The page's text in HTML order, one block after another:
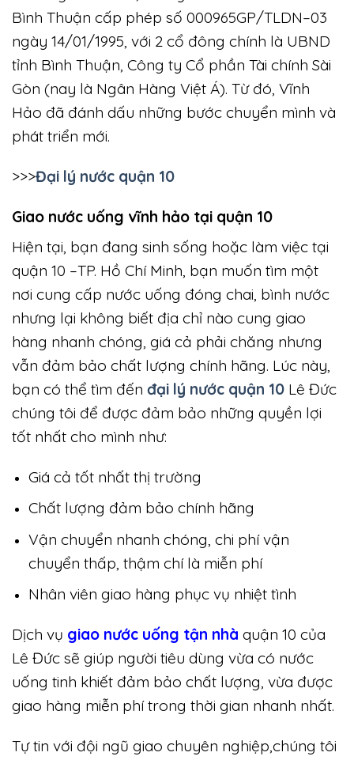
Bình Thuận cấp phép số 000965GP/TLDN–03
ngày 14/01/1995, với 2 cổ đông chính là UBND
tỉnh Bình Thuận, Công ty Cổ phần Tài chính Sài
Gòn (nay là Ngân Hàng Việt Á). Từ đó, Vĩnh
Hảo đã đánh dấu những bước chuyển mình và
phát triển mới.
>>>Đại lý nước quận 10
Giao nước uống vĩnh hảo tại quận 10
Hiện tại, bạn đang sinh sống hoặc làm việc tại
quận 10 –TP. Hồ Chí Minh, bạn muốn tìm một
nơi cung cấp nước uống đóng chai, bình nước
nhưng lại không biết địa chỉ nào cung giao
hàng nhanh chóng, giá cả phải chăng nhưng
vẫn đảm bảo chất lượng chính hãng. Lúc này,
bạn có thể tìm đến đại lý nước quận 10 Lê Đức
chúng tôi để được đảm bảo những quyền lợi
tốt nhất cho mình như:
Giá cả tốt nhất thị trường
Chất lượng đảm bảo chính hãng
Vận chuyển nhanh chóng, chi phí vận
chuyển thấp, thậm chí là miễn phí
Nhân viên giao hàng phục vụ nhiệt tình
Dịch vụ giao nước uống tận nhà quận 10 của
Lê Đức sẽ giúp người tiêu dùng vừa có nước
uống tinh khiết đảm bảo chất lượng, vừa được
giao hàng miễn phí trong thời gian nhanh nhất.
Tự tin với đội ngũ giao chuyên nghiệp,chúng tôi